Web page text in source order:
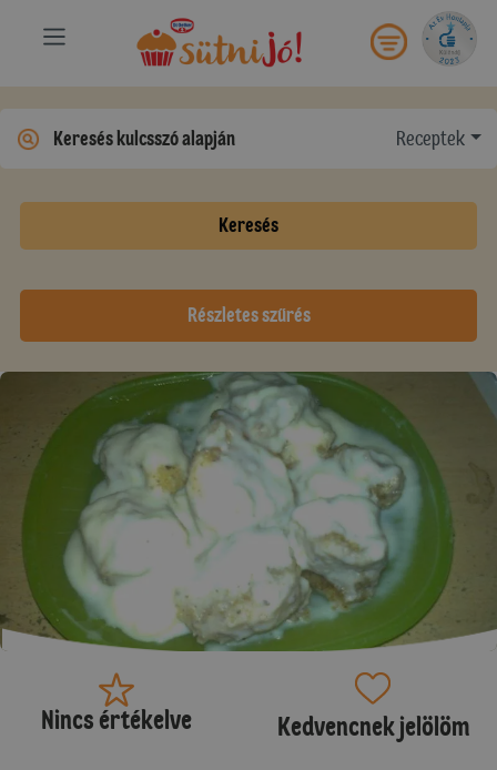
Receptek
Keresés
Részletes szűrés
Nincs értékelve Kedvencnek jelölöm